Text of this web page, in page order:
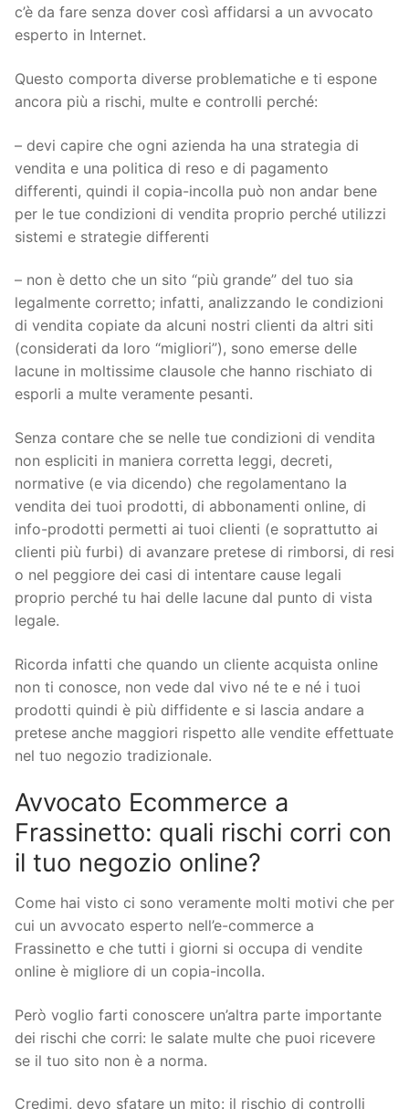
c’è da fare senza dover così affidarsi a un avvocato
esperto in Internet.
Questo comporta diverse problematiche e ti espone
ancora più a rischi, multe e controlli perché:
– devi capire che ogni azienda ha una strategia di
vendita e una politica di reso e di pagamento
differenti, quindi il copia-incolla può non andar bene
per le tue condizioni di vendita proprio perché utilizzi
sistemi e strategie differenti
– non è detto che un sito “più grande” del tuo sia
legalmente corretto; infatti, analizzando le condizioni
di vendita copiate da alcuni nostri clienti da altri siti
(considerati da loro “migliori”), sono emerse delle
lacune in moltissime clausole che hanno rischiato di
esporli a multe veramente pesanti.
Senza contare che se nelle tue condizioni di vendita
non espliciti in maniera corretta leggi, decreti,
normative (e via dicendo) che regolamentano la
vendita dei tuoi prodotti, di abbonamenti online, di
info-prodotti permetti ai tuoi clienti (e soprattutto ai
clienti più furbi) di avanzare pretese di rimborsi, di resi
o nel peggiore dei casi di intentare cause legali
proprio perché tu hai delle lacune dal punto di vista
legale.
Ricorda infatti che quando un cliente acquista online
non ti conosce, non vede dal vivo né te e né i tuoi
prodotti quindi è più diffidente e si lascia andare a
pretese anche maggiori rispetto alle vendite effettuate
nel tuo negozio tradizionale.
Avvocato Ecommerce a
Frassinetto: quali rischi corri con
il tuo negozio online?
Come hai visto ci sono veramente molti motivi che per
cui un avvocato esperto nell’e-commerce a
Frassinetto e che tutti i giorni si occupa di vendite
online è migliore di un copia-incolla.
Però voglio farti conoscere un’altra parte importante
dei rischi che corri: le salate multe che puoi ricevere
se il tuo sito non è a norma.
Credimi, devo sfatare un mito: il rischio di controlli